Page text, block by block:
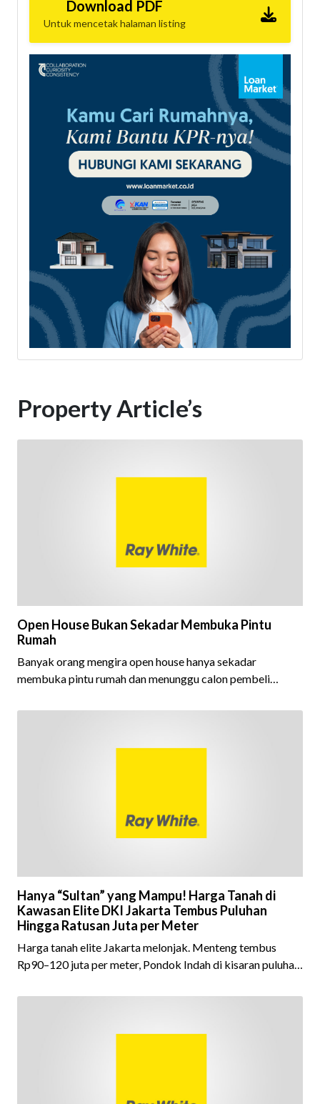
Download PDF
Untuk mencetak halaman listing
Property Article’s
Open House Bukan Sekadar Membuka Pintu
Rumah
Banyak orang mengira open house hanya sekadar
membuka pintu rumah dan menunggu calon pembeli
terdapat persiapan, strategi, dan kerja sama tim yang
setiap pengunjung.Setiap detail memiliki peran penting.
Hanya “Sultan” yang Mampu! Harga Tanah di
Kawasan Elite DKI Jakarta Tembus Puluhan
Hingga Ratusan Juta per Meter
Harga tanah elite Jakarta melonjak. Menteng tembus
Rp90–120 juta per meter, Pondok Indah di kisaran puluhan